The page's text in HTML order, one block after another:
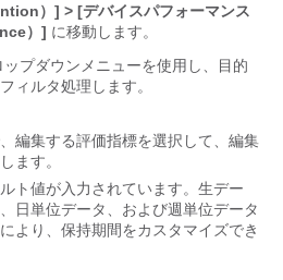
）] > [デバイスパフォーマンス
）] に移動します。
プダウンメニューを使用し、目的
ィルタ処理します。
編集する評価指標を選択して、編集
ます。
ト値が入力されています。生デー
日単位データ、および週単位データ
より、保持期間をカスタマイズでき